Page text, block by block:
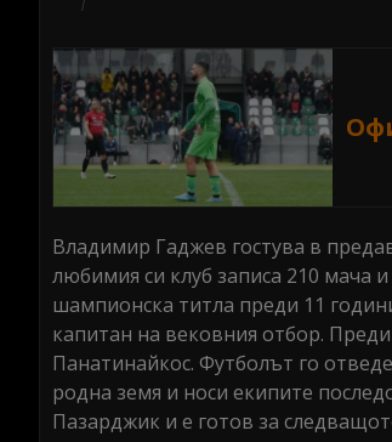
Владимир Гаджев гостува в
любимия си клуб записа 210 мача
шампионска титла преди 11
капитан на вековния отбор.
Панатинайкос. Футболът го
родна земя и носи екипите
Пазарджик и е готов за